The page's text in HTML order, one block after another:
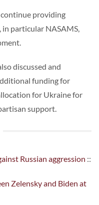
providing
particular NASAMS,
discussed and
funding for
for Ukraine for
support.
Russian aggression ::
Zelensky and Biden at